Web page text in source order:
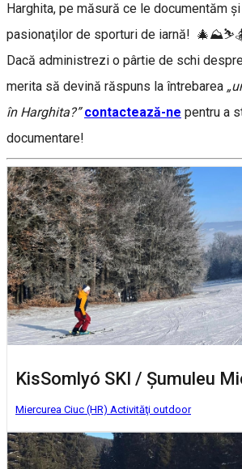
Harghita, pe măsură ce le documentăm
pasionaţilor de sporturi de iarnă!
Dacă administrezi o pârtie de schi
merita să devină răspuns la întrebarea
în Harghita?” contactează-ne pentru a
documentare!
KisSomlyó SKI / Șumuleu
Miercurea Ciuc (HR) Activităţi outdoor